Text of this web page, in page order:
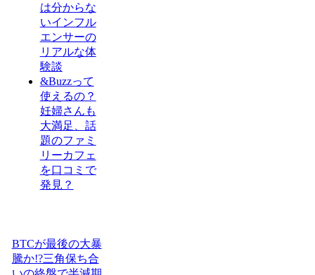
は分からな
いインフル
エンサーの
リアルな体
験談
&Buzzって
使えるの？
妊婦さんも
大満足、話
題のファミ
リーカフェ
を口コミで
発見？
BTCが最後の大暴
騰か!?三角保ち合